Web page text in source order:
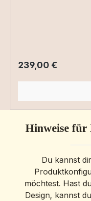
Regulärer Preis:
239,00 €
Hinweise
Du kannst
möchtest. Hast
Design, kannst